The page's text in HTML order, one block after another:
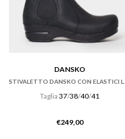
DANSKO
STIVALETTO
Taglia 37/38/40/41
€249,00